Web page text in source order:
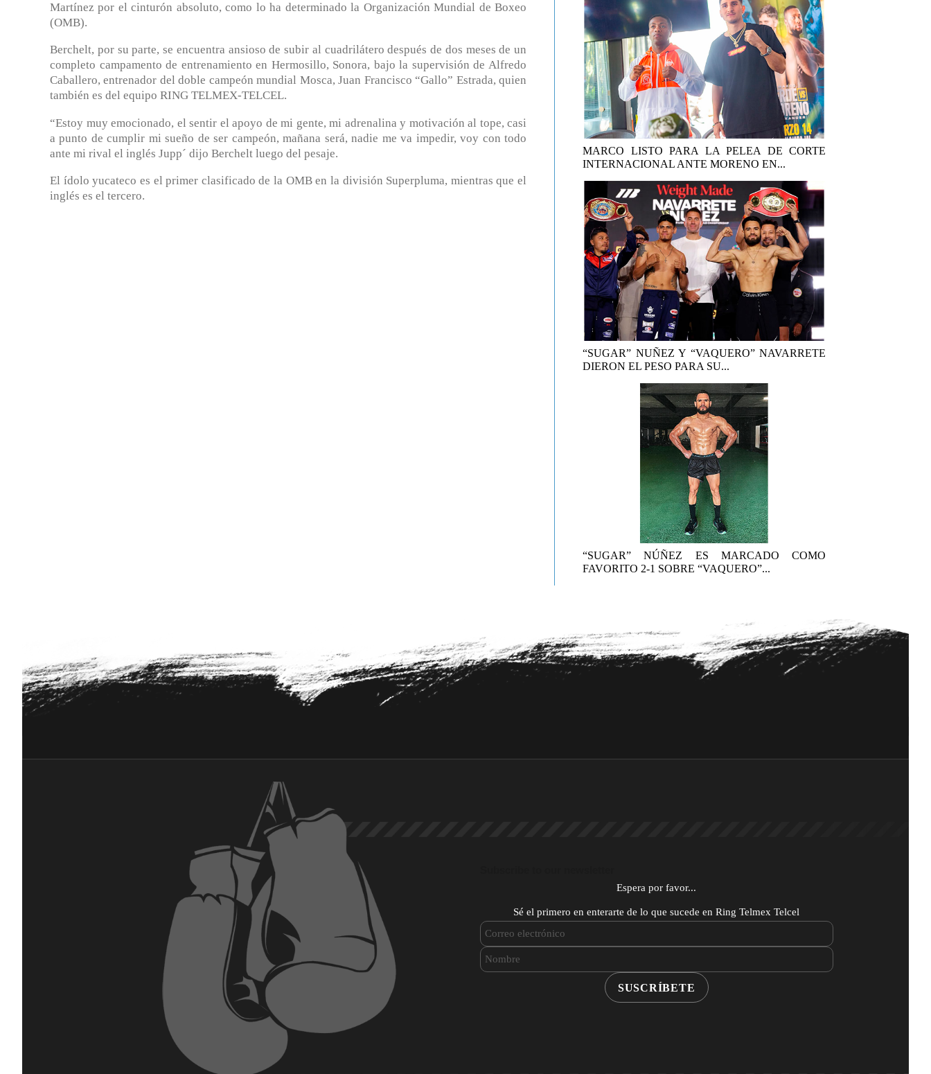
Martínez por el cinturón absoluto, como lo ha determinado la Organización Mundial de Boxeo
(OMB).
Berchelt, por su parte, se encuentra ansioso de subir al cuadrilátero después de dos meses de un
completo campamento de entrenamiento en Hermosillo, Sonora, bajo la supervisión de Alfredo
Caballero, entrenador del doble campeón mundial Mosca, Juan Francisco “Gallo” Estrada, quien
también es del equipo RING TELMEX-TELCEL.
“Estoy muy emocionado, el sentir el apoyo de mi gente, mi adrenalina y motivación al tope, casi
a punto de cumplir mi sueño de ser campeón, mañana será, nadie me va impedir, voy con todo
ante mi rival el inglés Jupp´ dijo Berchelt luego del pesaje.
El ídolo yucateco es el primer clasificado de la OMB en la división Superpluma, mientras que el
inglés es el tercero.
MARCO LISTO PARA LA PELEA DE CORTE
INTERNACIONAL ANTE MORENO EN...
“SUGAR” NUÑEZ Y “VAQUERO” NAVARRETE
DIERON EL PESO PARA SU...
“SUGAR” NÚÑEZ ES MARCADO COMO
FAVORITO 2-1 SOBRE “VAQUERO”...
Espera por favor...
Sé el primero en enterarte de lo que sucede en Ring Telmex Telcel